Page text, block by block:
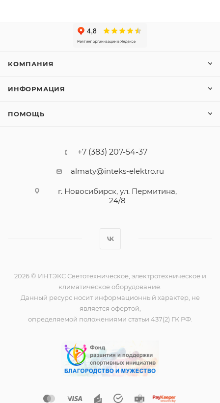
КОМПАНИЯ
ИНФОРМАЦИЯ
ПОМОЩЬ
+7 (383) 207-54-37
almaty@inteks-elektro.ru
г. Новосибирск, ул. Пермитина,
24/8
2026 © ИНТЭКС Светотехническое, электротехническое и
климатическое оборудование.
Данный ресурс носит информационный характер, не
является офертой,
определяемой положениями статьи 437(2) ГК РФ.